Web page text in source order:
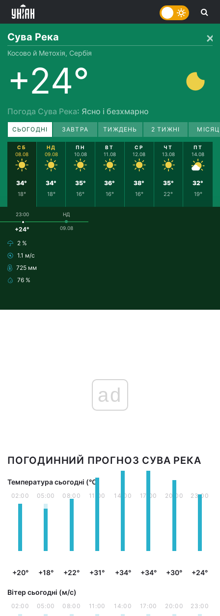
Сува Река
Косово й Метохія, Сербія
+24°
Погода Сува Река: Ясно і безхмарно
СЬОГОДНІ ЗАВТРА ТИЖДЕНЬ 2 ТИЖНІ
СБ
08.08
34°
18°
НД
09.08
34°
18°
ПН
10.08
35°
16°
ВТ
11.08
36°
16°
СР
12.08
38°
16°
ЧТ
13.08
35°
22°
ПТ
14.08
32°
19°
23:00
+24°
2 %
1.1 м/с
725 мм
76 %
НД
09.08
ad
ПОГОДИННИЙ ПРОГНОЗ СУВА РЕКА
Температура сьогодні (°С)
02:00
+20°
05:00
+18°
08:00
+22°
11:00
+31°
14:00
+34°
17:00
+34°
20:00
+30°
23:00
+24°
Вітер сьогодні (м/с)
02:00 05:00 08:00 11:00 14:00 17:00 20:00 23:00